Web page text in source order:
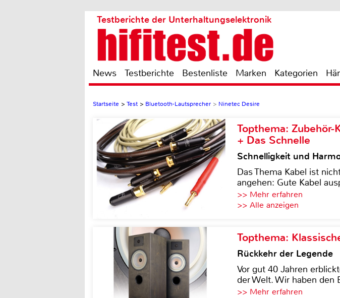
Testberichte der Unterhaltungselektronik
News Testberichte Bestenliste Marken Kategorien
Startseite > Test > Bluetooth-Lautsprecher > Ninetec Desire
Topthema:
+ Das Schnelle
Schnelligkeit und
Das Thema Kabel ist
angehen: Gute Kabel
>> Mehr erfahren
>> Alle anzeigen
Topthema:
Rückkehr der Legende
Vor gut 40 Jahren
der Welt. Wir haben den
>> Mehr erfahren